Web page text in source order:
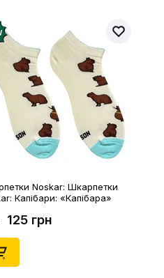
Noskar: Шкарпетки
Капібари: «Капібара»
125 грн